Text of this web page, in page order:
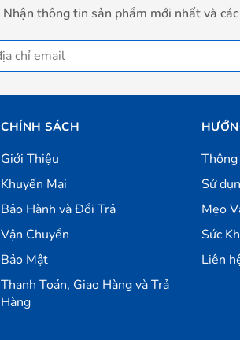
Nhận thông tin sản phẩm mới nhất và
CHÍNH SÁCH
Giới Thiệu
Khuyến Mại
Bảo Hành và Đổi Trả
Vận Chuyển
Bảo Mật
Thanh Toán, Giao Hàng và Trả
Hàng
Sử
Mẹo
Sức
Liên